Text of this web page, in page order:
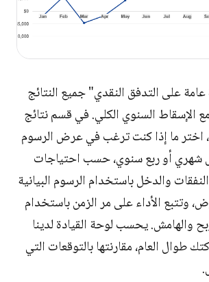
على التدفق النقدي" جميع النتائج
الإسقاط السنوي الكلي. في قسم نتائج
اختر ما إذا كنت ترغب في عرض الرسوم
شهري أو ربع سنوي، حسب احتياجات
والدخل باستخدام الرسوم البيانية
وتتبع الأداء على مر الزمن باستخدام
والهامش. يحسب لوحة القيادة لدينا
طوال العام، مقارنتها بالتوقعات التي